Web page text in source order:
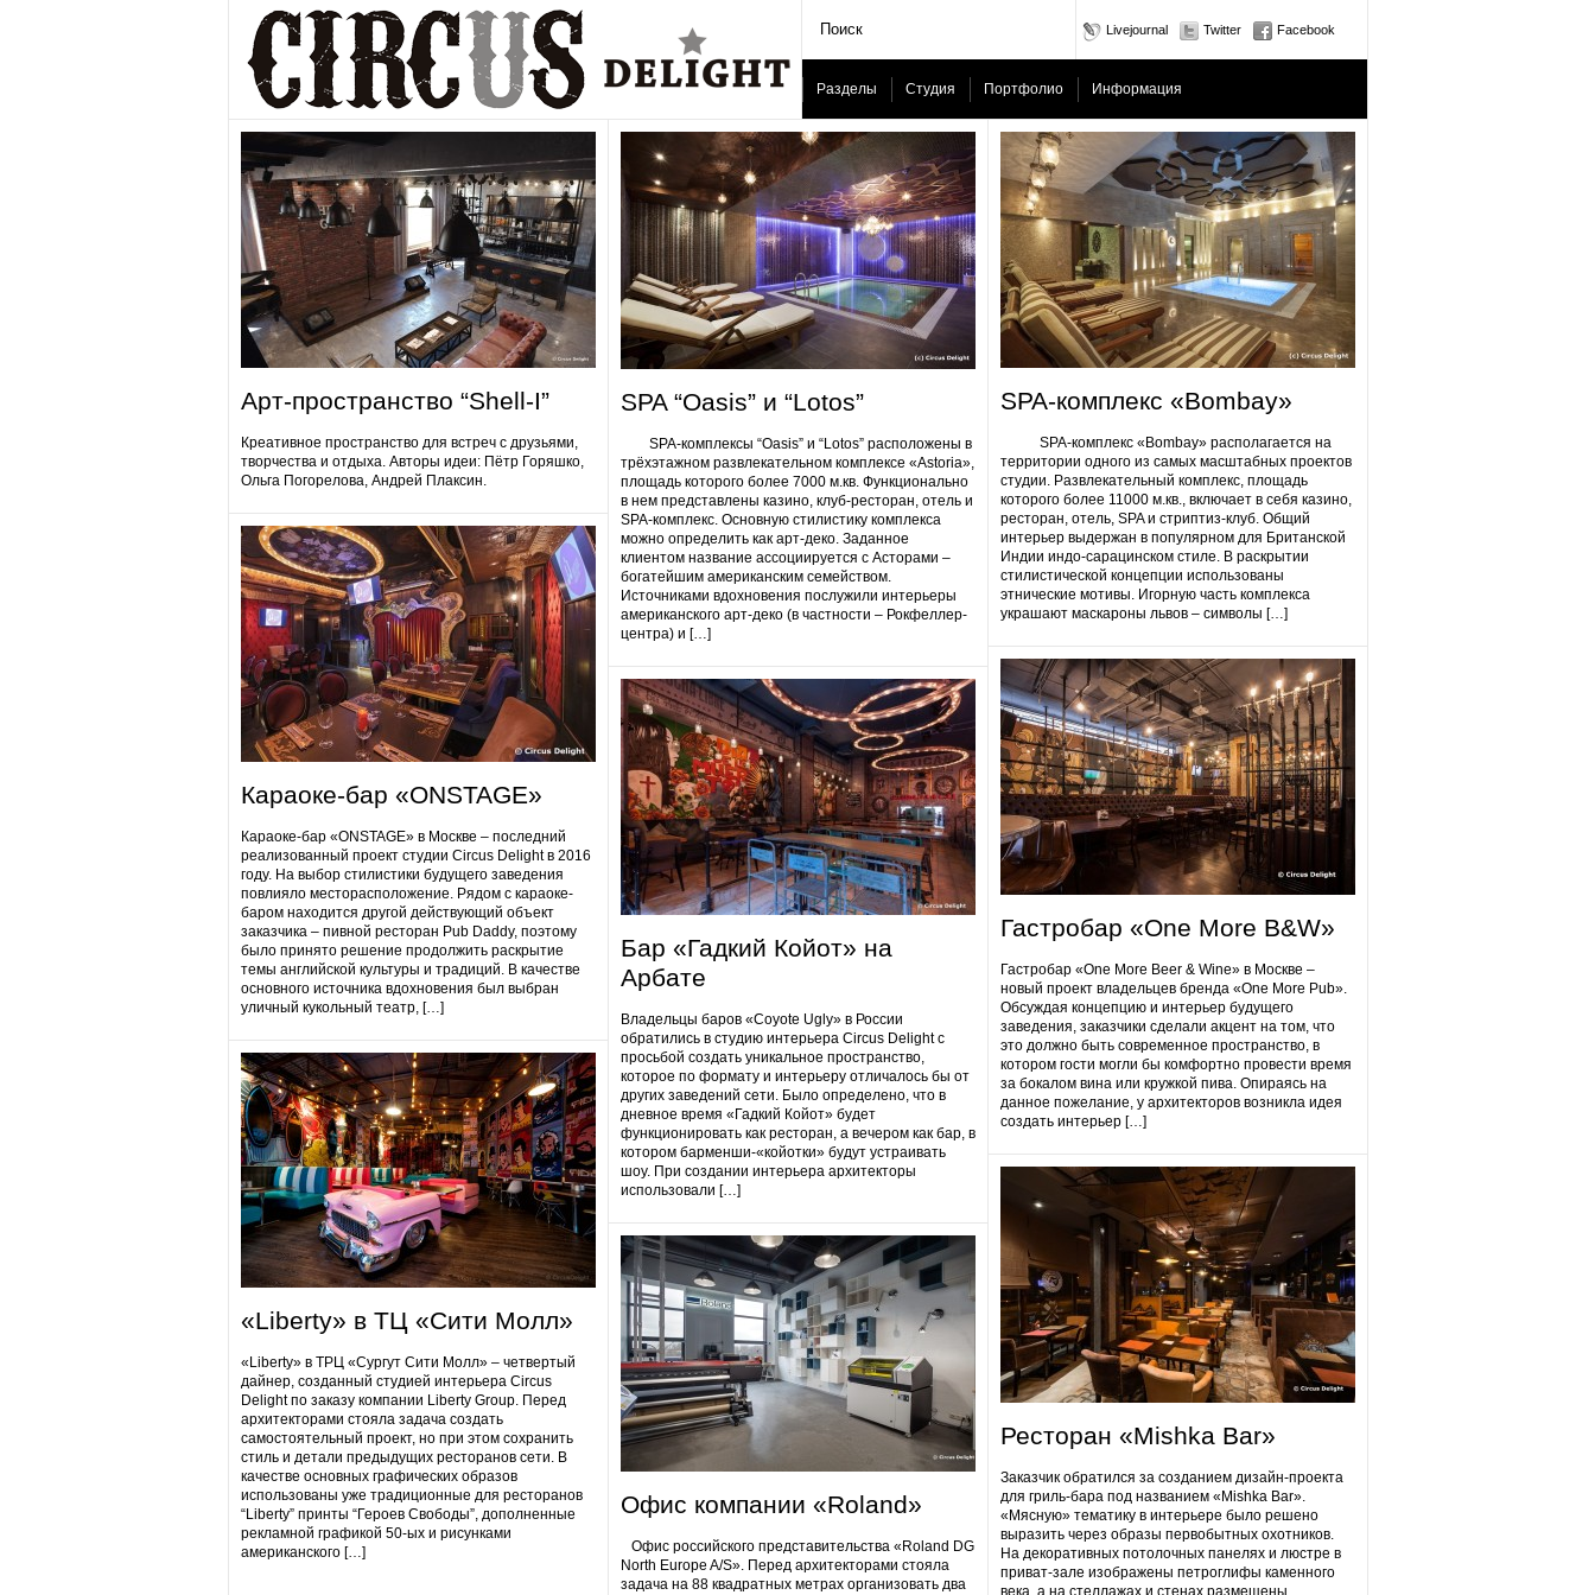
Livejournal Twitter Facebook
Разделы Студия Портфолио Информация
Арт-пространство “Shell-I”
Креативное пространство для встреч с друзьями,
творчества и отдыха. Авторы идеи: Пётр Горяшко,
Ольга Погорелова, Андрей Плаксин.
Караоке-бар «ONSTAGE»
Караоке-бар «ONSTAGE» в Москве – последний
реализованный проект студии Circus Delight в 2016
году. На выбор стилистики будущего заведения
повлияло месторасположение. Рядом с караоке-
баром находится другой действующий объект
заказчика – пивной ресторан Pub Daddy​, поэтому
было принято решение продолжить раскрытие
темы английской культуры и традиций. В качестве
основного источника вдохновения был выбран
уличный кукольный театр, […]
«Liberty» в ТЦ «Сити Молл»
«Liberty» в ТРЦ «Сургут Сити Молл» – четвертый
дайнер, созданный студией интерьера Circus
Delight по заказу компании Liberty Group. Перед
архитекторами стояла задача создать
самостоятельный проект, но при этом сохранить
стиль и детали предыдущих ресторанов сети. В
качестве основных графических образов
использованы уже традиционные для ресторанов
“Liberty” принты “Героев Свободы”, дополненные
рекламной графикой 50-ых и рисунками
американского […]
SPA “Oasis” и “Lotos”
SPA-комплексы “Oasis” и “Lotos” расположены в
трёхэтажном развлекательном комплексе «Astoria»,
площадь которого более 7000 м.кв. Функционально
в нем представлены казино, клуб-ресторан, отель и
SPA-комплекс. Основную стилистику комплекса
можно определить как арт-деко. Заданное
клиентом название ассоциируется с Асторами –
богатейшим американским семейством.
Источниками вдохновения послужили интерьеры
американского арт-деко (в частности – Рокфеллер-
центра) и […]
Бар «Гадкий Койот» на
Арбате
Владельцы баров «Coyote Ugly» в России
обратились в студию интерьера Circus Delight с
просьбой создать уникальное пространство,
которое по формату и интерьеру отличалось бы от
других заведений сети. Было определено, что в
дневное время «Гадкий Койот» будет
функционировать как ресторан, а вечером как бар, в
котором барменши-«койотки» будут устраивать
шоу. При создании интерьера архитекторы
использовали […]
Офис компании «Roland»
Офис российского представительства «Roland DG
North Europe A/S». Перед архитекторами стояла
задача на 88 квадратных метрах организовать два
SPA-комплекс «Bombay»
SPA-комплекс «Bombay» располагается на
территории одного из самых масштабных проектов
студии. Развлекательный комплекс, площадь
которого более 11000 м.кв., включает в себя казино,
ресторан, отель, SPA и стриптиз-клуб. Общий
интерьер выдержан в популярном для Британской
Индии индо-сарацинском стиле. В раскрытии
стилистической концепции использованы
этнические мотивы. Игорную часть комплекса
украшают маскароны львов – символы […]
Гастробap «One More B&W»
Гастробap «One More Beer & Wine» в Москве –
новый проект владельцев бренда «One More Pub».
Обсуждая концепцию и интерьер будущего
заведения, заказчики сделали акцент на том, что
это должно быть современное пространство, в
котором гости могли бы комфортно провести время
за бокалом вина или кружкой пива. Опираясь на
данное пожелание, у архитекторов возникла идея
создать интерьер […]
Ресторан «Mishka Bar»
Заказчик обратился за созданием дизайн-проекта
для гриль-бара под названием «Mishka Bar».
«Мясную» тематику в интерьере было решено
выразить через образы первобытных охотников.
На декоративных потолочных панелях и люстре в
приват-зале изображены петроглифы каменного
века, а на стеллажах и стенах размещены